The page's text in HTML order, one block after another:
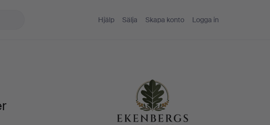
Hjälp Sälja Skapa konto Logga in